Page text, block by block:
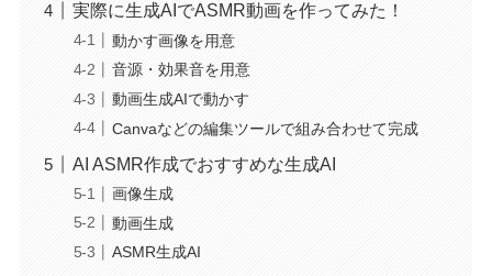
実際に生成AIでASMR動画を作ってみた！
動かす画像を用意
音源・効果音を用意
動画生成AIで動かす
Canvaなどの編集ツールで組み合わせて完成
AI ASMR作成でおすすめな生成AI
画像生成
動画生成
ASMR生成AI